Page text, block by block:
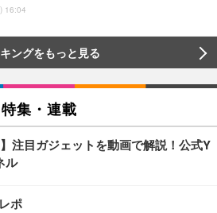
16:04
ングをもっと見る
特集・連載
】注目ガジェットを動画で解説！公式Y
ル
ポ